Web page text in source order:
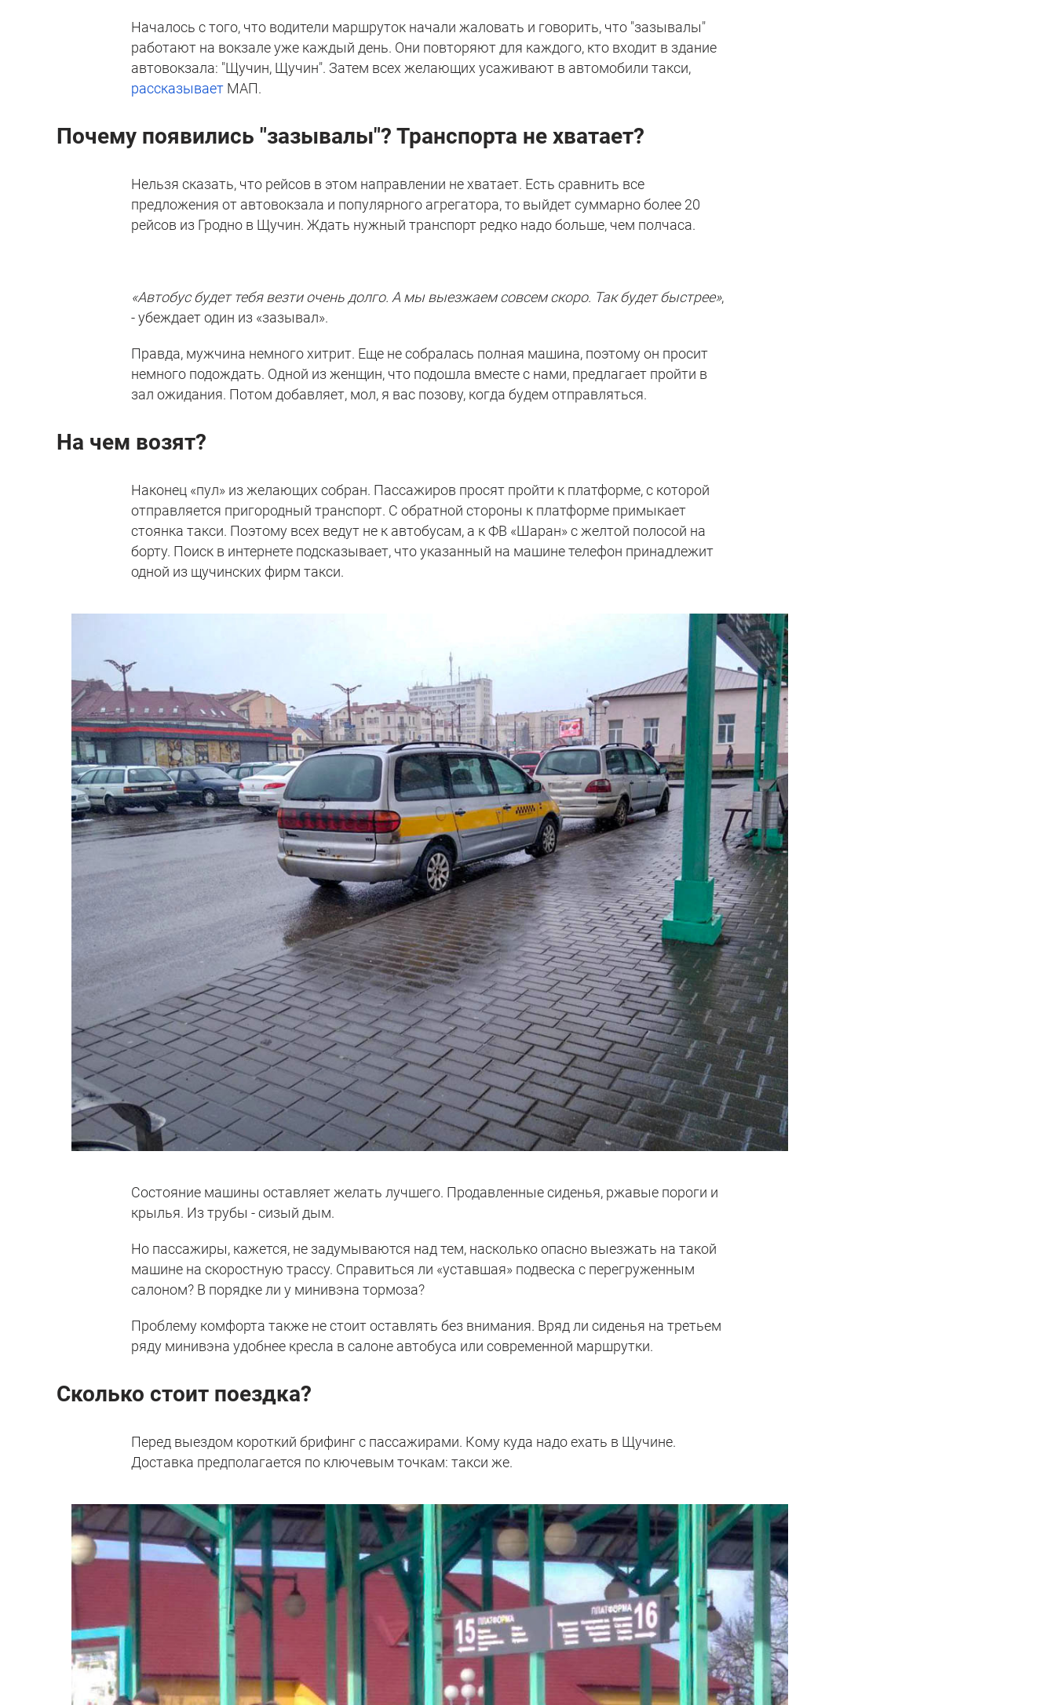
Началось с того, что водители маршруток начали жаловать и говорить, что "зазывалы"
работают на вокзале уже каждый день. Они повторяют для каждого, кто входит в здание
автовокзала: "Щучин, Щучин". Затем всех желающих усаживают в автомобили такси,
рассказывает МАП.
Почему появились "зазывалы"? Транспорта не хватает?
Нельзя сказать, что рейсов в этом направлении не хватает. Есть сравнить все
предложения от автовокзала и популярного агрегатора, то выйдет суммарно более 20
рейсов из Гродно в Щучин. Ждать нужный транспорт редко надо больше, чем полчаса.
«Автобус будет тебя везти очень долго. А мы выезжаем совсем скоро. Так будет быстрее»,
- убеждает один из «зазывал».
Правда, мужчина немного хитрит. Еще не собралась полная машина, поэтому он просит
немного подождать. Одной из женщин, что подошла вместе с нами, предлагает пройти в
зал ожидания. Потом добавляет, мол, я вас позову, когда будем отправляться.
На чем возят?
Наконец «пул» из желающих собран. Пассажиров просят пройти к платформе, с которой
отправляется пригородный транспорт. С обратной стороны к платформе примыкает
стоянка такси. Поэтому всех ведут не к автобусам, а к ФВ «Шаран» с желтой полосой на
борту. Поиск в интернете подсказывает, что указанный на машине телефон принадлежит
одной из щучинских фирм такси.
Состояние машины оставляет желать лучшего. Продавленные сиденья, ржавые пороги и
крылья. Из трубы - сизый дым.
Но пассажиры, кажется, не задумываются над тем, насколько опасно выезжать на такой
машине на скоростную трассу. Справиться ли «уставшая» подвеска с перегруженным
салоном? В порядке ли у минивэна тормоза?
Проблему комфорта также не стоит оставлять без внимания. Вряд ли сиденья на третьем
ряду минивэна удобнее кресла в салоне автобуса или современной маршрутки.
Сколько стоит поездка?
Перед выездом короткий брифинг с пассажирами. Кому куда надо ехать в Щучине.
Доставка предполагается по ключевым точкам: такси же.